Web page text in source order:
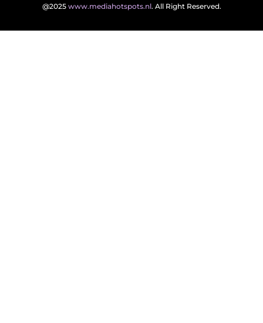
@2025 www.mediahotspots.nl. All Right Reserved.